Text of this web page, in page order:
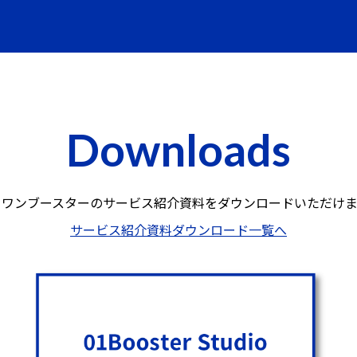
Downloads
ンブースターのサービス紹介資料をダウンロードいただけ
サービス紹介資料ダウンロード一覧へ